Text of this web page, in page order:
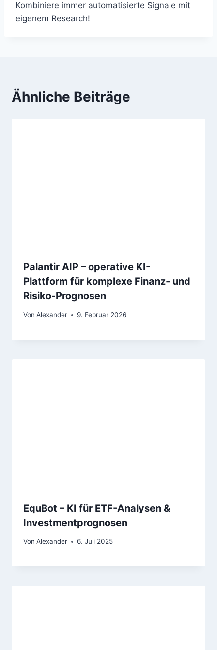
Kombiniere immer automatisierte Signale mit
eigenem Research!
Ähnliche Beiträge
Palantir AIP – operative KI-
Plattform für komplexe Finanz- und
Risiko-Prognosen
Von Alexander 9. Februar 2026
EquBot – KI für ETF-Analysen &
Investmentprognosen
Von Alexander 6. Juli 2025